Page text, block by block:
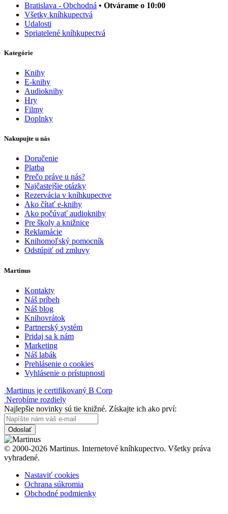
Bratislava - Obchodná • Otvárame o 10:00
Všetky kníhkupectvá
Udalosti
Spriatelené kníhkupectvá
Kategórie
Knihy
E-knihy
Audioknihy
Hry
Filmy
Doplnky
Nakupujte u nás
Doručenie
Platba
Prečo práve u nás?
Najčastejšie otázky
Rezervácia v kníhkupectve
Ako čítať e-knihy
Ako počúvať audioknihy
Pre školy a knižnice
Reklamácie
Knihomoľský pomocník
Odstúpiť od zmluvy
Martinus
Kontakty
Náš príbeh
Náš blog
Knihovrátok
Partnerský systém
Pridaj sa k nám
Marketing
Náš labák
Prehlásenie o cookies
Vyhlásenie o prístupnosti
Martinus je certifikovaný B Corp
Nerobíme rozdiely
Najlepšie novinky sú tie knižné. Získajte ich ako prví:
Odoslať
© 2000-2026 Martinus. Internetové kníhkupectvo. Všetky práva
vyhradené.
Nastaviť cookies
Ochrana súkromia
Obchodné podmienky